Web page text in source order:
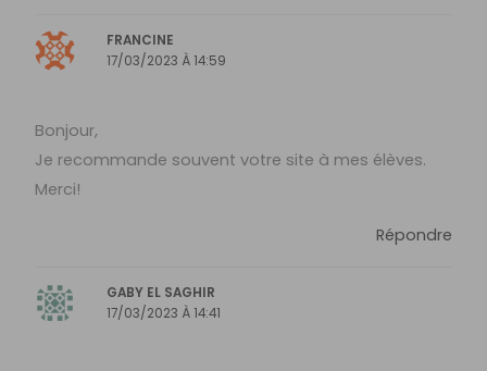
FRANCINE
17/03/2023 À 14:59
Bonjour,
Je recommande souvent votre site à mes élèves.
Merci!
Répondre
GABY EL SAGHIR
17/03/2023 À 14:41